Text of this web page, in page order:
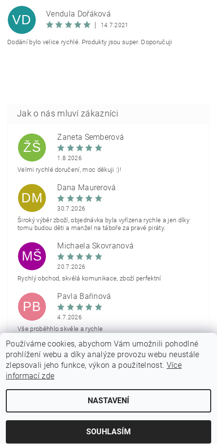
VD
Vendula Dořáková
|
14.7.2021
Dodání bylo velice rychlé. Produkty jsou super. Doporučuji
ŽŠ
Žaneta Šemberová
1.8.2026
Velmi rychlé doručení, moc děkuji :)!
DM
Dana Maurerová
30.7.2026
Široký výběr zboží, objednávka byla vyřízena rychle a jen díky
tomu budou děti a manžel na táboře za pravé piráty.
MŠ
Michaela Škovranová
20.7.2026
Rychlý obchod, skvělá komunikace, zboží perfektní
PB
Pavla Bařinová
4.7.2026
Vše proběhhlo skvěle a rychle
Zobrazit další hodnocení
2026 © PARTYON.cz, všechna práva vyhrazena
Vytvořil Shoptet
Používáme cookies, abychom Vám umožnili pohodlné
prohlížení webu a díky analýze provozu webu neustále
zlepsovali jeho funkce, výkon a použitelnost. Více
informací zde
NASTAVENÍ
SOUHLASÍM